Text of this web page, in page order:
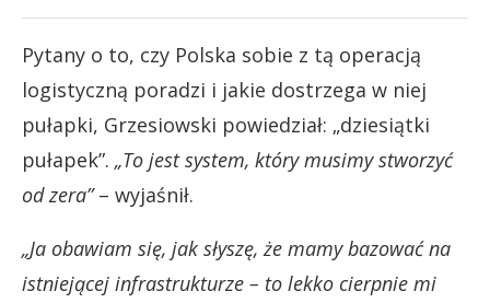
Pytany o to, czy Polska sobie z tą operacją
logistyczną poradzi i jakie dostrzega w niej
pułapki, Grzesiowski powiedział: „dziesiątki
pułapek”. „To jest system, który musimy stworzyć
od zera”– wyjaśnił.
„Ja obawiam się, jak słyszę, że mamy bazować na
istniejącej infrastrukturze – to lekko cierpnie mi